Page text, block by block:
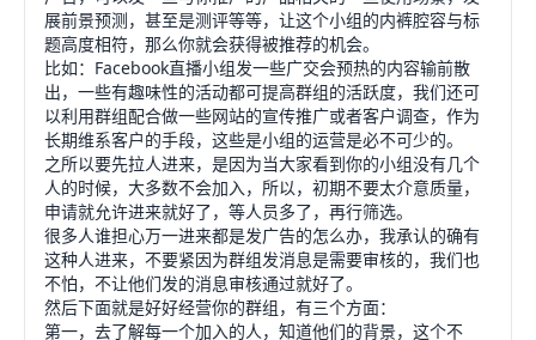
展前景预测，甚至是测评等等，让这个小组的内裤腔容与标
题高度相符，那么你就会获得被推荐的机会。
比如：Facebook直播小组发一些广交会预热的内容输前散
出，一些有趣味性的活动都可提高群组的活跃度，我们还可
以利用群组配合做一些网站的宣传推广或者客户调查，作为
长期维系客户的手段，这些是小组的运营是必不可少的。
之所以要先拉人进来，是因为当大家看到你的小组没有几个
人的时候，大多数不会加入，所以，初期不要太介意质量，
申请就允许进来就好了，等人员多了，再行筛选。
很多人谁担心万一进来都是发广告的怎么办，我承认的确有
这种人进来，不要紧因为群组发消息是需要审核的，我们也
不怕，不让他们发的消息审核通过就好了。
然后下面就是好好经营你的群组，有三个方面：
第一，去了解每一个加入的人，知道他们的背景，这个不